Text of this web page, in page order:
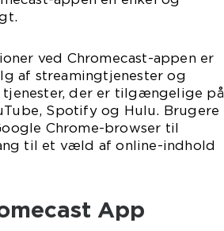
ved Chromecast-appen er
af streamingtjenester og
der er tilgængelige på
Spotify og Hulu. Brugere
Chrome-browser til
til et væld af online-indhold
App